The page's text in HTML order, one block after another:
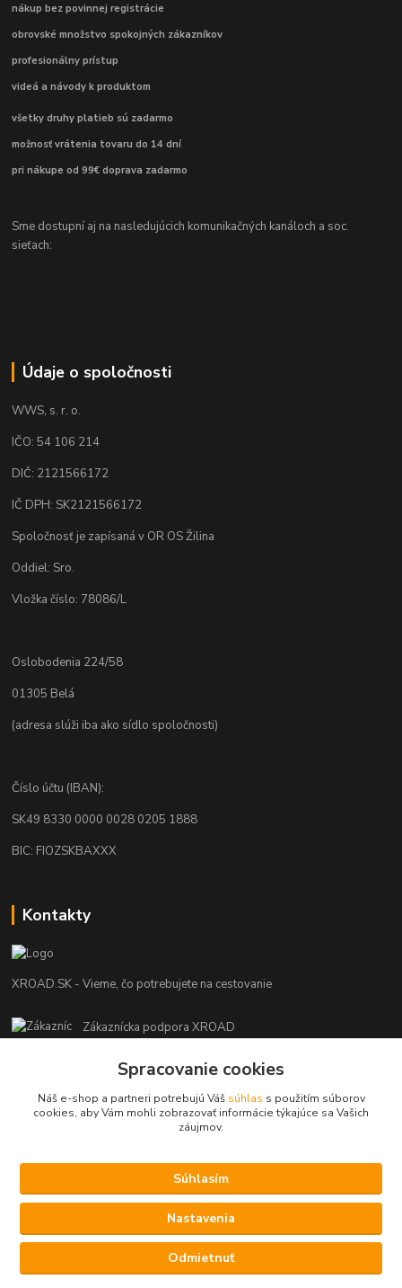
nákup bez povinnej registrácie
obrovské množstvo spokojných zákazníkov
profesionálny prístup
videá a návody k produktom
všetky druhy platieb sú zadarmo
možnosť vrátenia tovaru do 14 dní
pri nákupe od 99€ doprava zadarmo
Sme dostupní aj na nasledujúcich komunikačných kanáloch a soc.
sieťach:
Údaje o spoločnosti
WWS, s. r. o.
IČO: 54 106 214
DIČ: 2121566172
IČ DPH: SK2121566172
Spoločnosť je zapísaná v OR OS Žilina
Oddiel: Sro.
Vložka číslo: 78086/L
Oslobodenia 224/58
01305 Belá
(adresa slúži iba ako sídlo spoločnosti)
Číslo účtu (IBAN):
SK49 8330 0000 0028 0205 1888
BIC: FIOZSKBAXXX
Kontakty
XROAD.SK - Vieme, čo potrebujete na cestovanie
Zákaznícka podpora XROAD
+421 948 013 566
Po-Pi (08:00-16:00), So (11:00-14:00)
info@xroad.sk
Nastavenia cookies.
Copyright © 2021 XROAD.SK
Vytvorené na
Eshop-rychlo.sk
Spracovanie cookies
Náš e-shop a partneri potrebujú Váš súhlas s použitím súborov
cookies, aby Vám mohli zobrazovať informácie týkajúce sa Vašich
záujmov.
Nastavenia
Súhlasím